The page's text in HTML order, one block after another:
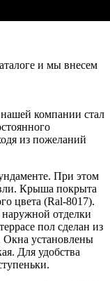
и мы внесем
компании стал
из пожеланий
При этом
Крыша покрыта
цвета (Ral-8017).
отделки
пол сделан из
Окна установлены
Для удобства